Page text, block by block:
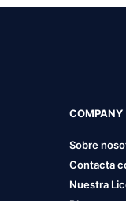
COMPANY
Sobre
Contacta
Nuestra